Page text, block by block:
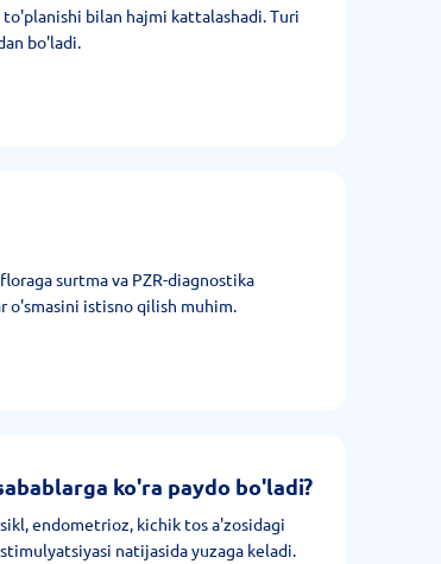
bilan hajmi kattalashadi. Turi
bo'ladi.
surtma va PZR-diagnostika
o'smasini istisno qilish muhim.
ko'ra paydo bo'ladi?
endometrioz, kichik tos a'zosidagi
natijasida yuzaga keladi.